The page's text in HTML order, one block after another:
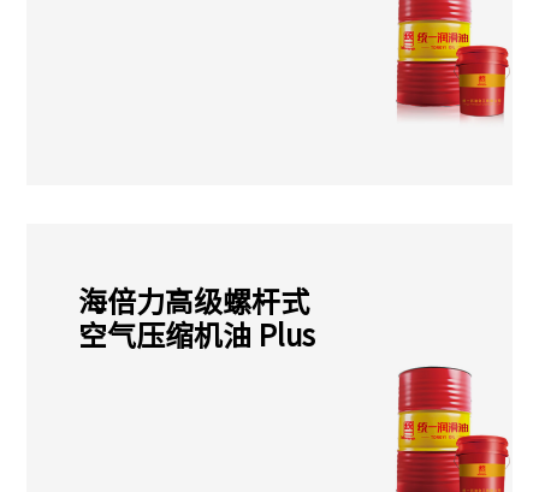
海倍力高级螺杆式
空气压缩机油 Plus